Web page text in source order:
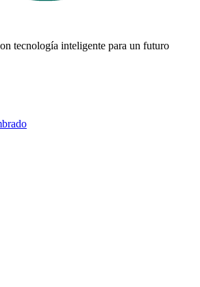
tecnología inteligente para un futuro